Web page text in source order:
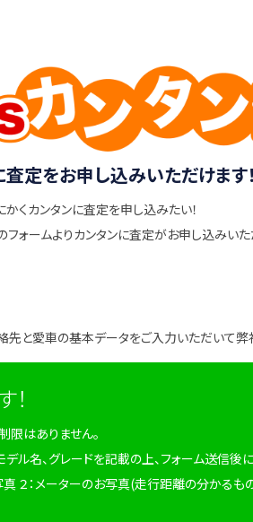
査定をお申し込みいただけます！
かくカンタンに査定を申し込みたい！
ォームよりカンタンに査定がお申し込みいた
と愛車の基本データをご入力いただいて弊
限はありません。
ル名、グレードを記載の上、フォーム送信後
真 ２：メーターのお写真(走行距離の分かるも